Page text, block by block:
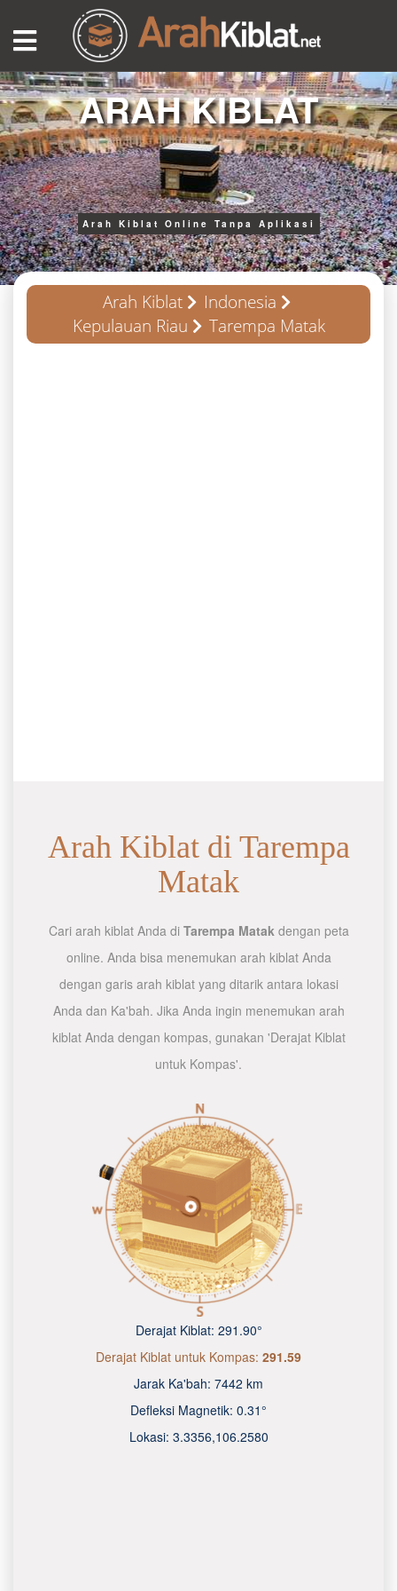
ARAH KIBLAT
Arah Kiblat Online Tanpa Aplikasi
Arah Kiblat
Indonesia
Kepulauan Riau
Tarempa Matak
Arah Kiblat di Tarempa
Matak
Cari arah kiblat Anda di Tarempa Matakdengan peta
online. Anda bisa menemukan arah kiblat Anda
dengan garis arah kiblat yang ditarik antara lokasi
Anda dan Ka'bah. Jika Anda ingin menemukan arah
kiblat Anda dengan kompas, gunakan 'Derajat Kiblat
untuk Kompas'.
Derajat Kiblat: 291.90°
Derajat Kiblat untuk Kompas: 291.59
Jarak Ka'bah: 7442 km
Defleksi Magnetik: 0.31°
Lokasi: 3.3356,106.2580